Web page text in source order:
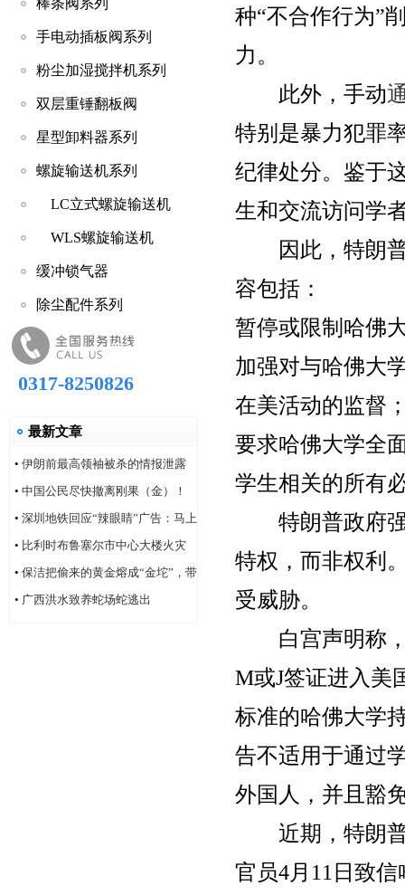
棒条阀系列
手电动插板阀系列
粉尘加湿搅拌机系列
双层重锤翻板阀
星型卸料器系列
螺旋输送机系列
LC立式螺旋输送机
WLS螺旋输送机
缓冲锁气器
除尘配件系列
0317-8250826
最新文章
• 伊朗前最高领袖被杀的情报泄露
问题，“很可能仍然存在”
• 中国公民尽快撤离刚果（金）！
• 深圳地铁回应“辣眼睛”广告：马上
改！
• 比利时布鲁塞尔市中心大楼火灾
造成6人死亡
• 保洁把偷来的黄金熔成“金坨”，带
着家人连夜逃跑
• 广西洪水致养蛇场蛇逃出
种“不合作行为”
力。
此外，手动
特别是暴力犯罪
纪律处分。鉴于
生和交流访问学
因此，特朗普
容包括：
暂停或限制哈佛
加强对与哈佛大
在美活动的监督
要求哈佛大学全
学生相关的所有
特朗普政府强
特权，而非权利
受威胁。
白宫声明称，
M或J签证进入美
标准的哈佛大学
告不适用于通过
外国人，并且豁
近期，特朗普
官员4月11日致